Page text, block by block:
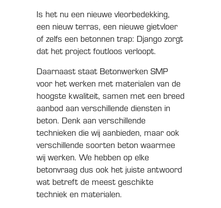
Is het nu een nieuwe vleorbedekking,
een nieuw terras, een nieuwe gietvloer
of zelfs een betonnen trap: Django zorgt
dat het project foutloos verloopt.
Daarnaast staat Betonwerken SMP
voor het werken met materialen van de
hoogste kwaliteit, samen met een breed
aanbod aan verschillende diensten in
beton. Denk aan verschillende
technieken die wij aanbieden, maar ook
verschillende soorten beton waarmee
wij werken. We hebben op elke
betonvraag dus ook het juiste antwoord
wat betreft de meest geschikte
techniek en materialen.